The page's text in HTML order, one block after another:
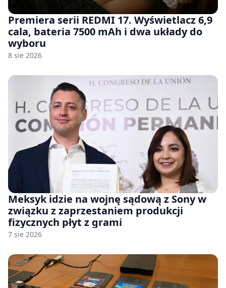
Premiera serii REDMI 17. Wyświetlacz 6,9
cala, bateria 7500 mAh i dwa układy do
wyboru
8 sie 2026
Meksyk idzie na wojnę sądową z Sony w
związku z zaprzestaniem produkcji
fizycznych płyt z grami
7 sie 2026